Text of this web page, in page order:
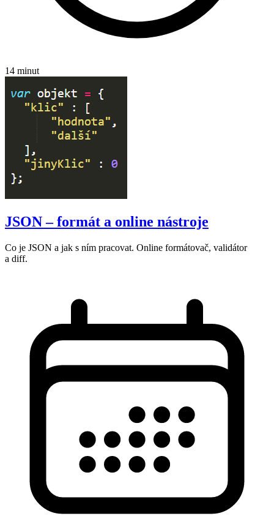
14 minut
JSON – formát a online nástroje
Co je JSON a jak s ním pracovat. Online formátovač, validátor
a diff.